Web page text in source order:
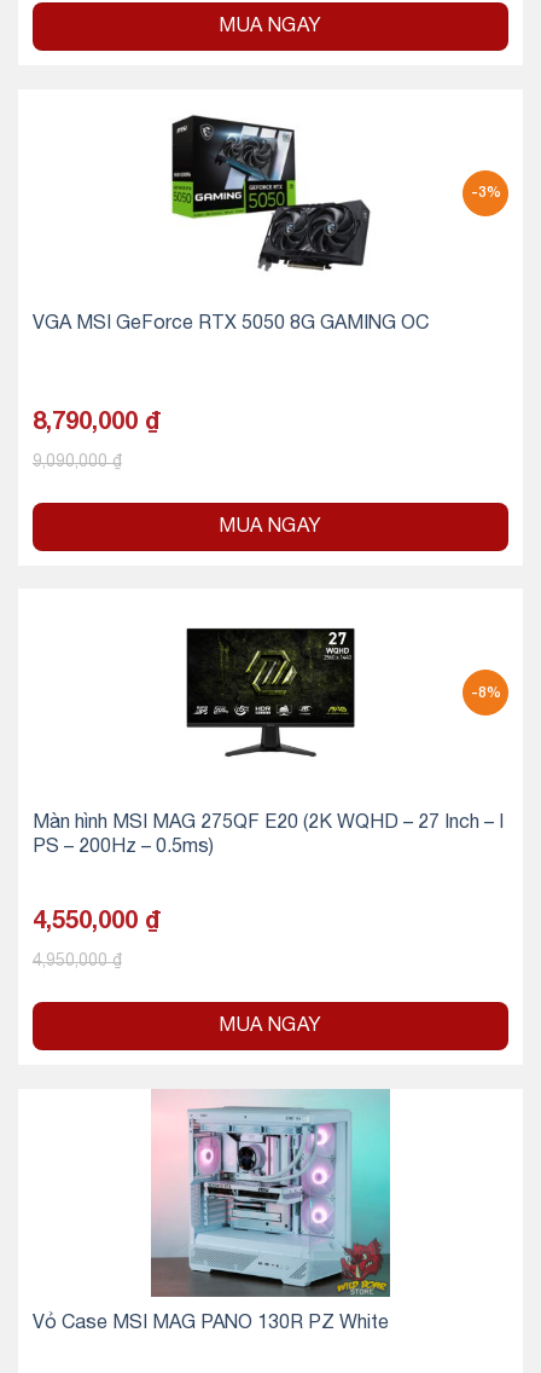
MUA NGAY
-3%
VGA MSI GeForce RTX 5050 8G GAMING OC
8,790,000 ₫
9,090,000₫
MUA NGAY
-8%
Màn hình MSI MAG 275QF E20 (2K WQHD – 27 Inch – I
PS – 200Hz – 0.5ms)
4,550,000 ₫
4,950,000₫
MUA NGAY
Vỏ Case MSI MAG PANO 130R PZ White